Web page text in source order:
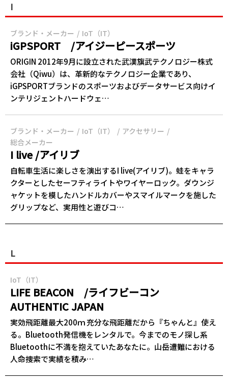
I
ブランド・メーカー IoT（IT）
iGPSPORT /アイジーピースポーツ
ORIGIN 2012年9月に設立された武漢旗武テクノロジー株式
会社（Qiwu）は、革新的なテクノロジー企業であり、
iGPSPORTブランドのスポーツおよびデータサービス向けイ
ンテリジェントハードウェ…
ブランド・メーカー IoT（IT）
アクセサリー
総合メーカー
I live /アイリブ
自転車生活に楽しさを演出するI live(アイリブ)。蛙をキャラ
クターとしたセーフティライトやワイヤーロック。ダウンジ
ャケットを模したハンドルカバーやスマイルマークを施した
グリップなど、実用性と遊びコ…
L
IoT（IT）
LIFE BEACON /ライフビーコン
AUTHENTIC JAPAN
実効飛距離最大200ｍ 充分な飛距離だから『ちゃんと』使え
る。Bluetooth発信機をレンタルで。今までのモノ探し系
Bluetoothに不満を抱えていたあなたに。山岳遭難における
人命捜索で実績を積み…